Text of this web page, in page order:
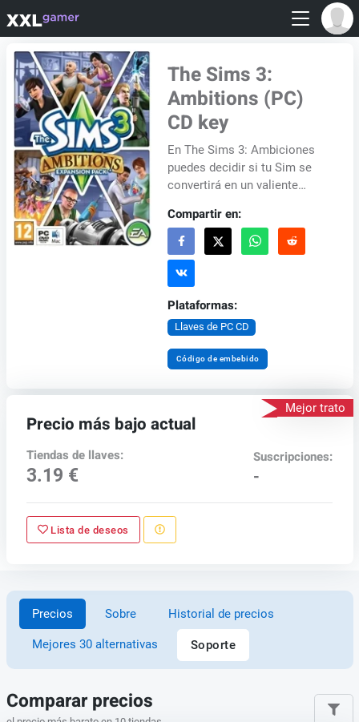
The Sims 3:
Ambitions (PC)
CD key
En The Sims 3: Ambiciones
puedes decidir si tu Sim se
convertirá en un valiente
oveja negra. ¿Se convertirá en
un valie...
Compartir en:
Plataformas:
Llaves de PC CD
Código de embebido
Mejor trato
Precio más bajo actual
Tiendas de llaves:
3.19 €
Suscripciones:
-
Lista de deseos
Precios Sobre Historial de precios
Mejores 30 alternativas Soporte
Comparar precios